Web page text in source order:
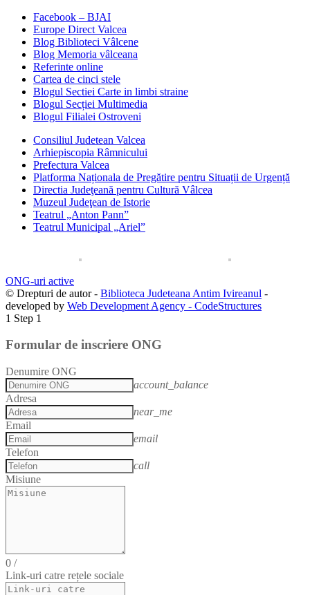
Facebook – BJAI
Europe Direct Valcea
Blog Biblioteci Vâlcene
Blog Memoria vâlceana
Referinte online
Cartea de cinci stele
Blogul Sectiei Carte in limbi straine
Blogul Secției Multimedia
Blogul Filialei Ostroveni
Consiliul Judetean Valcea
Arhiepiscopia Râmnicului
Prefectura Valcea
Platforma Naționala de Pregătire pentru Situații de Urgență
Directia Judeţeană pentru Cultură Vâlcea
Muzeul Judeţean de Istorie
Teatrul „Anton Pann”
Teatrul Municipal „Ariel”
ONG-uri active
© Drepturi de autor - Biblioteca Judeteana Antim Ivireanul -
developed by Web Development Agency - CodeStructures
1 Step 1
Formular de inscriere ONG
Denumire ONG
account_balance
Adresa
near_me
Email
email
Telefon
call
Misiune
0 /
Link-uri catre rețele sociale